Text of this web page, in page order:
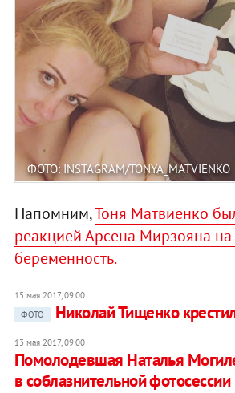
ФОТО: INSTAGRAM/TONYA_MATVIENKO
Напомним,Тоня Матвиенко
реакцией Арсена Мирзояна на
беременность.
15 мая 2017, 09:00
ФОТО
Николай Тищенко
13 мая 2017, 09:00
Помолодевшая Наталья
в соблазнительной фотосессии